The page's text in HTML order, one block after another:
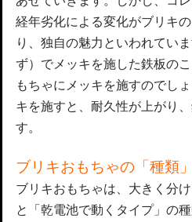
経年劣化による変化がブリキ
り、独自の魅力といわれてい
ず）でメッキを施した鉄板の
もちゃにメッキを施すのでし
キを施すと、耐久性が上がり
す。
ブリキおもちゃの「種類
ブリキおもちゃは、大きく分
と「乾電池で動くタイプ」の種